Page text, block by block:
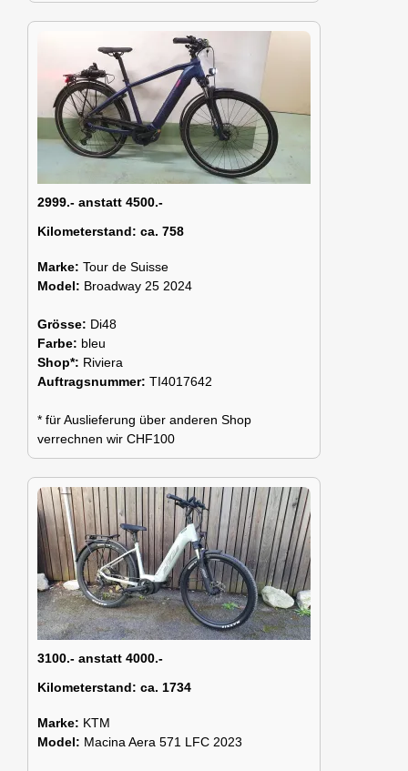
2999.- anstatt 4500.-
Kilometerstand: ca. 758
Marke: Tour de Suisse
Model: Broadway 25 2024
Grösse: Di48
Farbe: bleu
Shop*: Riviera
Auftragsnummer: TI4017642
* für Auslieferung über anderen Shop
verrechnen wir CHF100
3100.- anstatt 4000.-
Kilometerstand: ca. 1734
Marke: KTM
Model: Macina Aera 571 LFC 2023